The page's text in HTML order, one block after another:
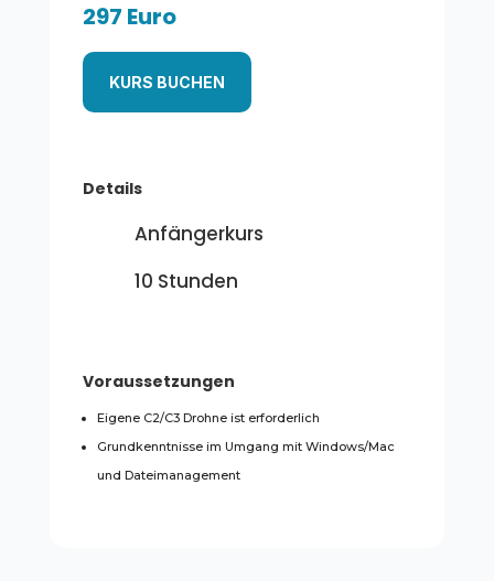
297 Euro
KURS BUCHEN
Details
Anfängerkurs
10 Stunden
Voraussetzungen
Eigene C2/C3 Drohne ist erforderlich
Grundkenntnisse im Umgang mit Windows/Mac
und Dateimanagement